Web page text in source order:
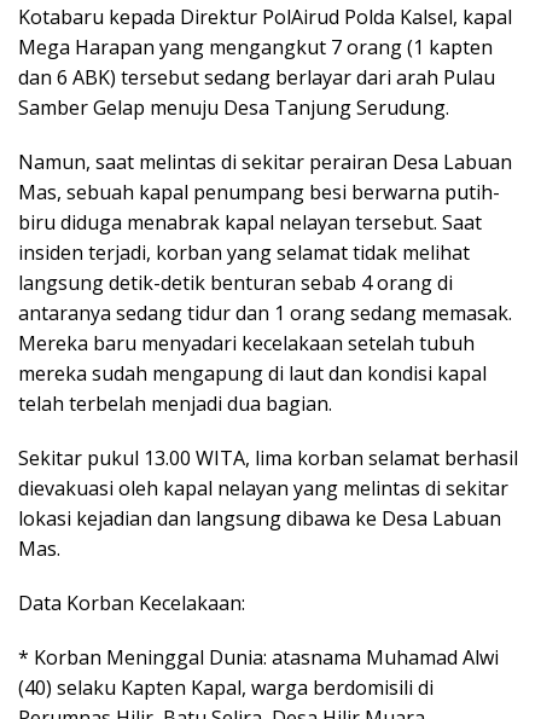
Kotabaru kepada Direktur PolAirud Polda Kalsel, kapal
Mega Harapan yang mengangkut 7 orang (1 kapten
dan 6 ABK) tersebut sedang berlayar dari arah Pulau
Samber Gelap menuju Desa Tanjung Serudung.
Namun, saat melintas di sekitar perairan Desa Labuan
Mas, sebuah kapal penumpang besi berwarna putih-
biru diduga menabrak kapal nelayan tersebut. Saat
insiden terjadi, korban yang selamat tidak melihat
langsung detik-detik benturan sebab 4 orang di
antaranya sedang tidur dan 1 orang sedang memasak.
Mereka baru menyadari kecelakaan setelah tubuh
mereka sudah mengapung di laut dan kondisi kapal
telah terbelah menjadi dua bagian.
Sekitar pukul 13.00 WITA, lima korban selamat berhasil
dievakuasi oleh kapal nelayan yang melintas di sekitar
lokasi kejadian dan langsung dibawa ke Desa Labuan
Mas.
Data Korban Kecelakaan:
* Korban Meninggal Dunia: atasnama Muhamad Alwi
(40) selaku Kapten Kapal, warga berdomisili di